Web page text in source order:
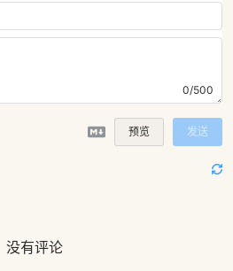
0/500
预览 发送
没有评论